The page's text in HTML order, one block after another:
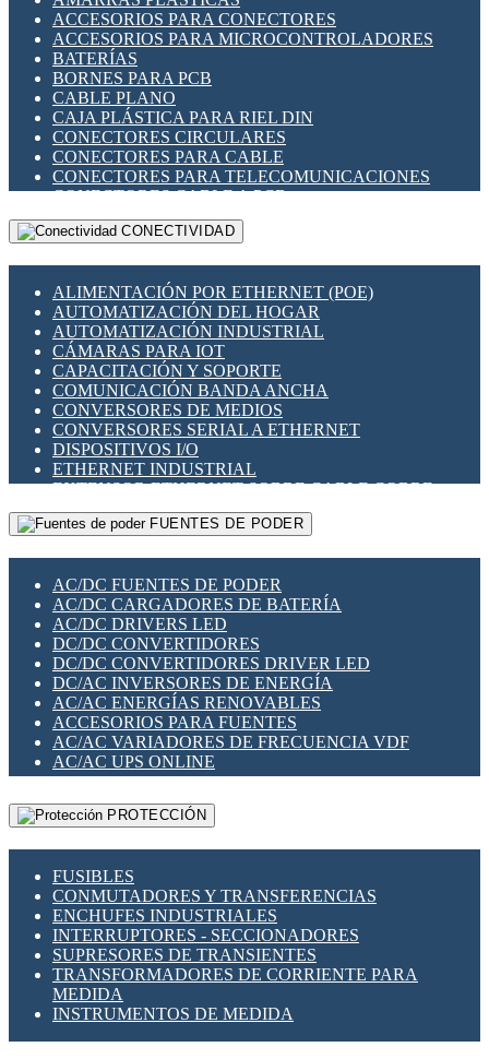
INDICADORES PARA PANEL
INTERFACES DE RELÉ
INTERRUPTORES FIN DE CARRERA
LLAVES CONMUTADORAS
MEDIDORES DE ENERGÍA Y TC'S DE CORRIENTE
MOTORES PASO A PASO
PANTALLAS HMI
PLC -CONTROLADORES LÓGICO PROGRAMABLES
PROGRAMADORES DE HORARIO
RELÉS DE PROTECCIÓN
SENSORES CAPACITIVOS
SENSORES INDUCTIVOS
TEMPORIZADORES
VARIACS
VARIADORES DE FRECUENCIA [VDF]
SECCIONADORES - INTERRUPTORES
MAQUINARIA
ACCESORIOS PARA CONECTORES
ACCESORIOS PARA MICROCONTROLADORES
BATERÍAS
BORNES PARA PCB
CABLE PLANO
CAJA PLÁSTICA PARA RIEL DIN
CONECTORES CIRCULARES
CONECTORES PARA CABLE
CONECTORES PARA TELECOMUNICACIONES
CONECTORES CABLE A PCB
CONECTORES PCB A CABLE
DIP SWITCHES
HERRAMIENTAS VARIAS
ILUMINACIÓN LED
INTERRUPTORES REED
INTERFACES DE RELÉ
OTROS RELÉS
PROTECCIÓN TÉRMICA
RELÉS AUTOMOTRICES
RELÉS DE SEÑAL
RELÉS DE ESTADO SÓLIDO SSR
RELÉS INDUSTRIALES
RELÉS MINIATURA DE POTENCIA
SENSORES MAGNÉTICOS
SWITCH Y MICROSWITCH
TARJETAS PI
UNIÓN Y DERIVACIÓN DE CABLE
CONECTIVIDAD
ALIMENTACIÓN POR ETHERNET (POE)
AUTOMATIZACIÓN DEL HOGAR
AUTOMATIZACIÓN INDUSTRIAL
CÁMARAS PARA IOT
CAPACITACIÓN Y SOPORTE
COMUNICACIÓN BANDA ANCHA
CONVERSORES DE MEDIOS
CONVERSORES SERIAL A ETHERNET
DISPOSITIVOS I/O
ETHERNET INDUSTRIAL
EXTENSOR ETHERNET SOBRE CABLE COBRE
GATEWAY LORAWAN
GESTIÓN DE REDES
PLACAS MODULARES IOT
SWITCHES Y REDES WIFI
SOLUCIONES IOT
SOLUCIONES LORAWAN
SOLUCIONES RED CELULAR
SEGURIDAD PARA REDES
SWITCHES LAN
TELEFONÍA IP (VOIP)
VIGILANCIA IP (CCTV)
MESHTASTIC
FUENTES DE PODER
AC/DC FUENTES DE PODER
AC/DC CARGADORES DE BATERÍA
AC/DC DRIVERS LED
DC/DC CONVERTIDORES
DC/DC CONVERTIDORES DRIVER LED
DC/AC INVERSORES DE ENERGÍA
AC/AC ENERGÍAS RENOVABLES
ACCESORIOS PARA FUENTES
AC/AC VARIADORES DE FRECUENCIA VDF
AC/AC UPS ONLINE
PROTECCIÓN
FUSIBLES
CONMUTADORES Y TRANSFERENCIAS
ENCHUFES INDUSTRIALES
INTERRUPTORES - SECCIONADORES
SUPRESORES DE TRANSIENTES
TRANSFORMADORES DE CORRIENTE PARA
MEDIDA
INSTRUMENTOS DE MEDIDA